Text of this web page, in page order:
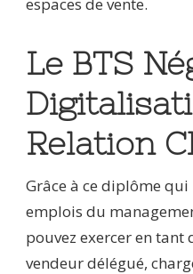
espaces de vente.
Le BTS
Relation
Grâce à ce diplôme
emplois du
pouvez exercer en tant
vendeur délégué,